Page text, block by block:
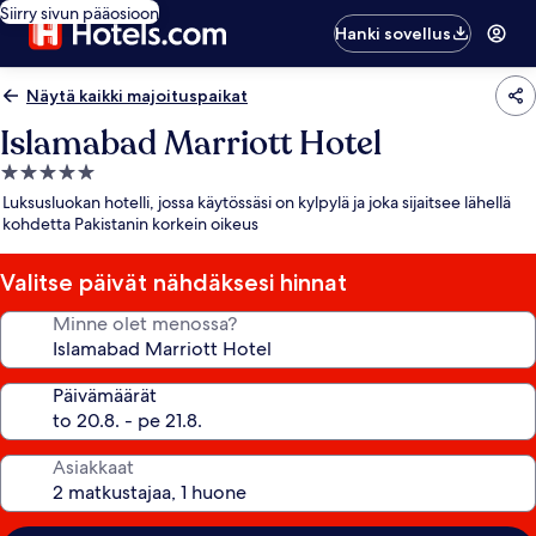
Siirry sivun pääosioon
Hanki sovellus
Näytä kaikki majoituspaikat
Islamabad Marriott Hotel
5.0
tähden
majoituspaikka
Luksusluokan hotelli, jossa käytössäsi on kylpylä ja joka sijaitsee lähellä
kohdetta Pakistanin korkein oikeus
Valitse päivät nähdäksesi hinnat
Minne olet menossa?
Päivämäärät
Asiakkaat